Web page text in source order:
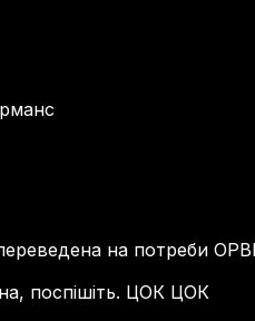
на потреби
поспішіть. ЦОК ЦОК